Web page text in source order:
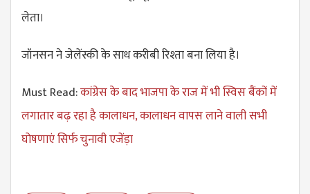
लेता।
जॉनसन ने जेलेंस्की के साथ करीबी रिश्ता बना लिया है।
Must Read:कांग्रेस के बाद भाजपा के राज में भी स्विस बैंकों में
लगातार बढ़ रहा है कालाधन, कालाधन वापस लाने वाली सभी
घोषणाएं सिर्फ चुनावी एजेंड़ा